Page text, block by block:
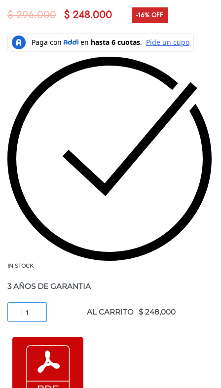
$296.000 $ 248.000 -16% OFF
IN STOCK
3 AÑOS DE GARANTIA
AL CARRITO